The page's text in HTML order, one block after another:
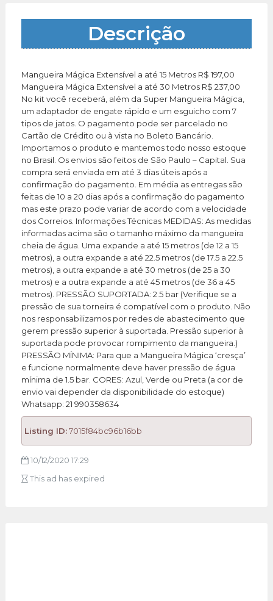
Descrição
Mangueira Mágica Extensível a até 15 Metros R$ 197,00
Mangueira Mágica Extensível a até 30 Metros R$ 237,00
No kit você receberá, além da Super Mangueira Mágica,
um adaptador de engate rápido e um esguicho com 7
tipos de jatos. O pagamento pode ser parcelado no
Cartão de Crédito ou à vista no Boleto Bancário.
Importamos o produto e mantemos todo nosso estoque
no Brasil. Os envios são feitos de São Paulo – Capital. Sua
compra será enviada em até 3 dias úteis após a
confirmação do pagamento. Em média as entregas são
feitas de 10 a 20 dias após a confirmação do pagamento
mas este prazo pode variar de acordo com a velocidade
dos Correios. Informações Técnicas MEDIDAS: As medidas
informadas acima são o tamanho máximo da mangueira
cheia de água. Uma expande a até 15 metros (de 12 a 15
metros), a outra expande a até 22.5 metros (de 17.5 a 22.5
metros), a outra expande a até 30 metros (de 25 a 30
metros) e a outra expande a até 45 metros (de 36 a 45
metros). PRESSÃO SUPORTADA: 2.5 bar (Verifique se a
pressão de sua torneira é compatível com o produto. Não
nos responsabilizamos por redes de abastecimento que
gerem pressão superior à suportada. Pressão superior à
suportada pode provocar rompimento da mangueira.)
PRESSÃO MÍNIMA: Para que a Mangueira Mágica ‘cresça’
e funcione normalmente deve haver pressão de água
mínima de 1.5 bar. CORES: Azul, Verde ou Preta (a cor de
envio vai depender da disponibilidade do estoque)
Whatsapp: 21 990358634
Listing ID:7015f84bc96b16bb
10/12/2020 17:29
This ad has expired